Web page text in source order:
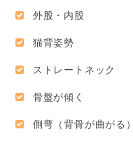
外股・内股
猫背姿勢
ストレートネック
骨盤が傾く
側弯（背骨が曲がる）